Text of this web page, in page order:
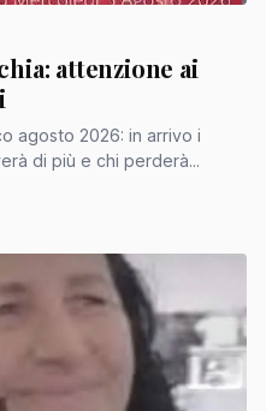
attenzione ai
agosto 2026: in arrivo i
di più e chi perderà...